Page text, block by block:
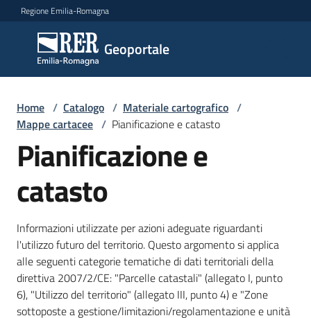
Vai al contenuto
Vai alla navigazione
Vai al footer
Regione Emilia-Romagna
Geoportale
Geoportale
Catalogo
dati,
Visualizza
dati
on-
line
Home / Catalogo / Materiale cartografico /
Mappe cartacee / Pianificazione e catasto
Pianificazione e
catasto
Informazioni utilizzate per azioni adeguate riguardanti
l'utilizzo futuro del territorio. Questo argomento si applica
alle seguenti categorie tematiche di dati territoriali della
direttiva 2007/2/CE: "Parcelle catastali" (allegato I, punto
6), "Utilizzo del territorio" (allegato III, punto 4) e "Zone
sottoposte a gestione/limitazioni/regolamentazione e unità